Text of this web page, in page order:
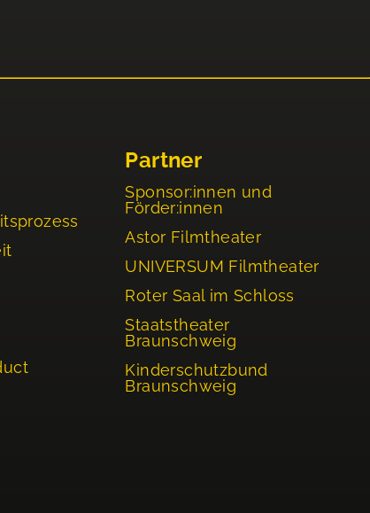
Partner
Sponsor:innen und
Förder:innen
Astor Filmtheater
UNIVERSUM Filmtheater
Roter Saal im Schloss
Staatstheater
Braunschweig
Kinderschutzbund
Braunschweig